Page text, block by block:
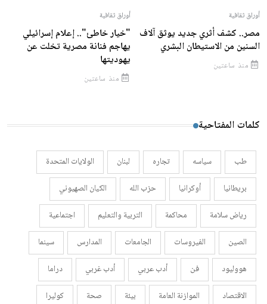
أوراق ثقافية
مصر.. كشف أثري جديد يوثق آلاف
السنين من الاستيطان البشري
منذ ساعتين
أوراق ثقافية
"خيار خاطئ".. إعلام إسرائيلي
يهاجم فنانة مصرية تخلت عن
يهوديتها
منذ ساعتين
كلمات المفتاحية
طب سياسه تجاره لبنان
الولايات المتحدة
بريطانيا
أوكرانيا حزب الله
الكيان الصهيوني
رياض سلامة
محاكمة التربية والتعليم
اجتماعية
الصين
الفيروسات الجامعات المدارس
سينما
هووليود
فن أدب عربي أدب غربي
دراما
الاقتصاد
الموازنة العامة بيئة صحة
كوليرا